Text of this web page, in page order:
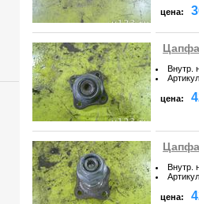
цена:
Внутр.
Артикул
цена:
Внутр.
Артикул
цена: